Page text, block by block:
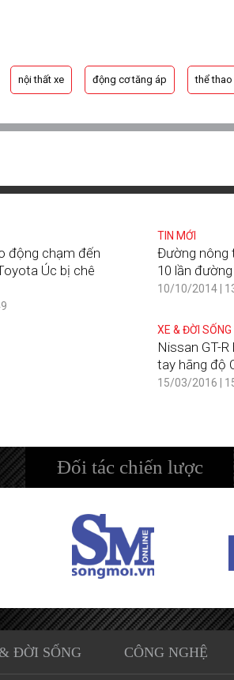
nội thất xe động cơ tăng áp thể thao
động chạm đến
Úc bị chê
TIN MỚI
Đường nông
10 lần
10/10/2014 |
XE & ĐỜI SỐNG
Nissan GT-
tay hãng độ
15/03/2016 |
Đối tác chiến lược
ĐỜI SỐNG CÔNG NGHỆ